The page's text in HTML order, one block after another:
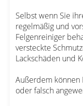
Selbst wenn Sie
regelmäßig und
Felgenreiniger
versteckte
Lackschäden und
Außerdem können
oder falsch